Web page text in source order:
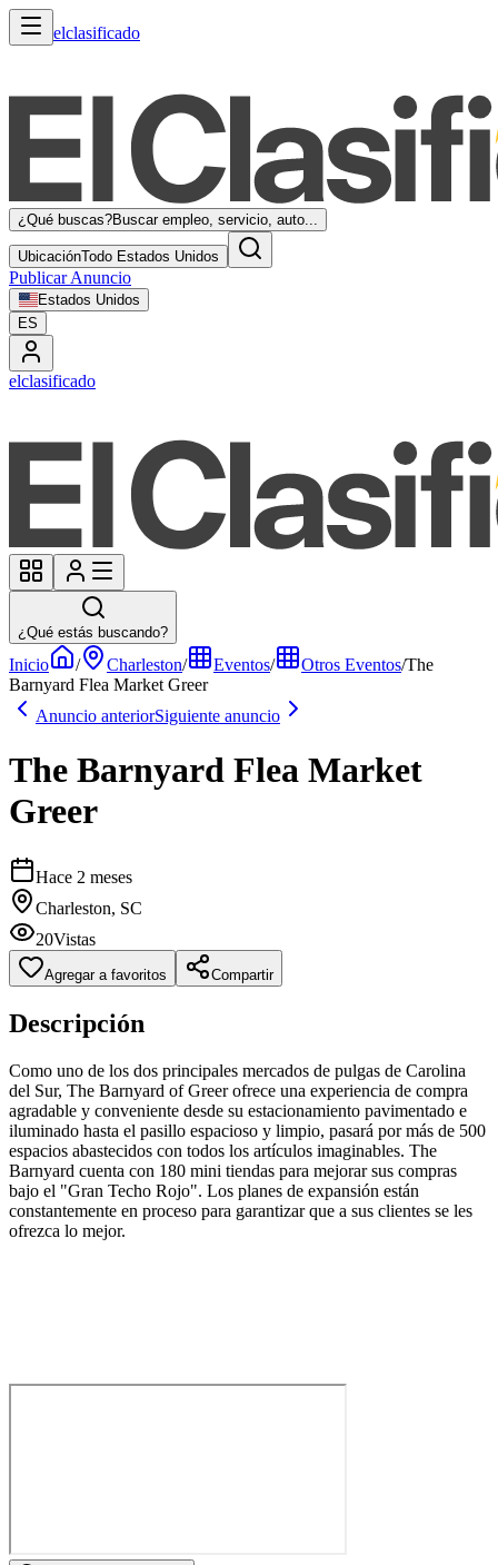
elclasificado
¿Qué buscas?Buscar empleo, servicio, auto...
UbicaciónTodo Estados Unidos
Publicar Anuncio
Estados Unidos
ES
elclasificado
¿Qué estás buscando?
Inicio / Charleston/ Eventos/ Otros Eventos/The
Barnyard Flea Market Greer
Anuncio anteriorSiguiente anuncio
The Barnyard Flea Market
Greer
Hace 2 meses
Charleston, SC
20Vistas
Agregar a favoritos Compartir
Descripción
Como uno de los dos principales mercados de pulgas de Carolina
del Sur, The Barnyard of Greer ofrece una experiencia de compra
agradable y conveniente desde su estacionamiento pavimentado e
iluminado hasta el pasillo espacioso y limpio, pasará por más de 500
espacios abastecidos con todos los artículos imaginables. The
Barnyard cuenta con 180 mini tiendas para mejorar sus compras
bajo el "Gran Techo Rojo". Los planes de expansión están
constantemente en proceso para garantizar que a sus clientes se les
ofrezca lo mejor.